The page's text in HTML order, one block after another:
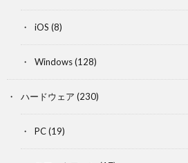
iOS (8)
Windows(128)
ハードウェア (230)
PC(19)